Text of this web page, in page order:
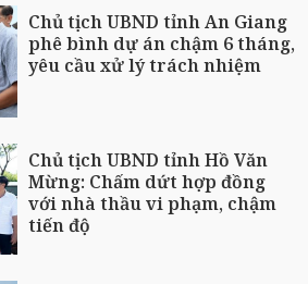
Chủ tịch UBND tỉnh An Giang
phê bình dự án chậm 6 tháng,
yêu cầu xử lý trách nhiệm
Chủ tịch UBND tỉnh Hồ Văn
Mừng: Chấm dứt hợp đồng
với nhà thầu vi phạm, chậm
tiến độ